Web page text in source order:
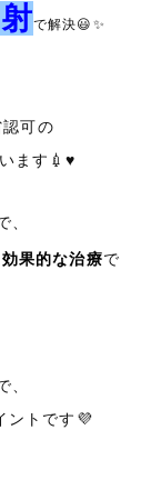
で解決😃✨
可の
ます💉♥
、
果的な治療で
、
ントです💜